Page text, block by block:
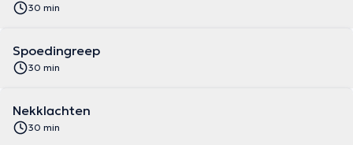
30 min
Spoedingreep
30 min
Nekklachten
30 min